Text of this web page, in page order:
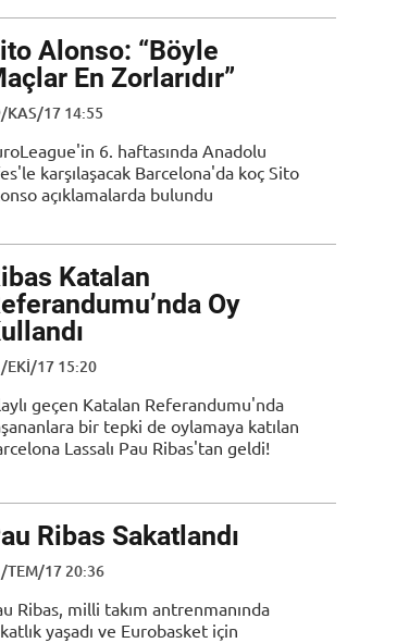
Alonso: “Böyle
En Zorlarıdır”
KAS/17 14:55
6. haftasında Anadolu
karşılaşacak Barcelona'da koç Sito
açıklamalarda bulundu
Katalan
Oy
EKI/17 15:20
geçen Katalan Referandumu'nda
bir tepki de oylamaya katılan
Lassalı Pau Ribas'tan geldi!
Ribas Sakatlandı
TEM/17 20:36
Ribas, milli takım antrenmanında
yaşadı ve Eurobasket için